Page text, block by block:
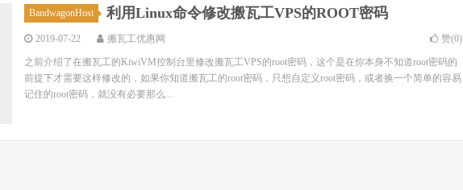
BandwagonHost 利用Linux命令修改搬瓦工VPS的ROOT密码
2019-07-22 搬瓦工优惠网 赞(0)
之前介绍了在搬瓦工的KiwiVM控制台里修改搬瓦工VPS的root密码，这个是在你本身不知道root密码的
前提下才需要这样修改的，如果你知道搬瓦工的root密码，只想自定义root密码，或者换一个简单的容易
记住的root密码，就没有必要那么...